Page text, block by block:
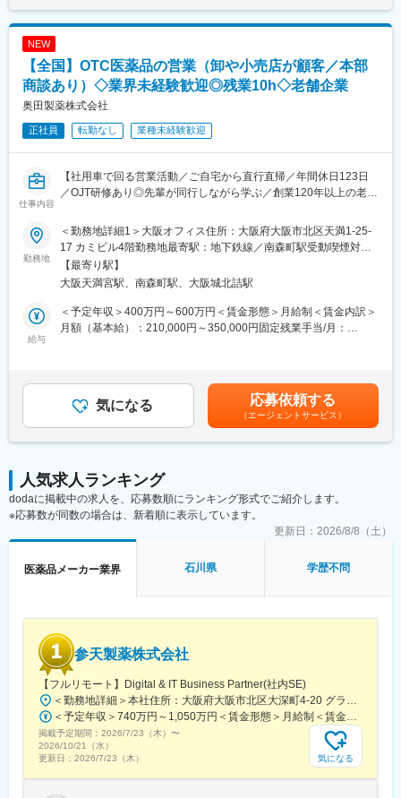
■働き方：
・基本土日祝休み／年3回の大型連休あり
・スケジュールに合わせて直行直帰可
・転居を伴う転勤はありません
■やりがい：
・最近、健康のことで困っていることがないかなど、親身にお話
を聞くことで、お客様と信頼関係を築き、お客様の健康管理に貢
献することができます。
・「この薬すごく効き目があって良かったよ。」「こないだのリ
ンゴ酢美味しかった！ちょうどまた買おうと思ってたの。来てく
変更の範囲：会社の定める業務
・各部門における成果を重視するとともに、当社の従業員として
求められる発揮行動により決定します。
・職種により半年もしくは年間目標を設定し、その進捗と結果を
す。日本発のグローバル企業として60カ国以上に拠点を持ち、目
の健康のために様々な革新的な治療法とデジタルソリューション
ます。
・Santenにおけるキャリア構築
Santenでのキャリアは、あなたにとって変化をもたらす機会とな
ります。Santenは、「Santen2030」に示されている長期的ビジ
会イノベーターとなることを目指しています。そのために私たち
は、世界中のチームメンバーと多様な才能を発揮し合い、柔軟な
※直近１年以内に自己応募、または他人材紹介会社含めて、同ポジ
ションへご応募をされた方の再応募は不可となります。
NEW
【全国】OTC医薬品の営業（卸や小売店が顧客／本部
商談あり）◇業界未経験歓迎◎残業10h◇老舗企業
奥田製薬株式会社
正社員 転勤なし 業種未経験歓迎
仕事内容
【社用車で回る営業活動／ご自宅から直行直帰／年間休日123日
／OJT研修あり◎先輩が同行しながら学ぶ／創業120年以上の老舗
■業務内容：
医薬品卸やドラッグストア本部に対し、OTC医薬品の新商品提案
や販売促進施策の企画・提案営業をお任せします。
営業先は既存取引先が主となりますが、新規先開拓も積極的に行
います。
・販売促進施策の企画・提案
・本部バイヤーとの商談・関係構築
＜取扱商材＞
現在はOTC医薬品が中心で、内服固形剤（鎮痛薬など）、外用剤
（点鼻薬、虫刺され薬など）のNB品・PB品を取り扱っていま
可能性もあります。
します。
新規開拓営業をお任せします。
■入社後の流れ：
配属部署にてOJTを開始し、先輩社員との商談同行や引継ぎを通
じて、担当顧客や営業活動について理解を深めていただきます。
独り立ちの時期は一律ではなく、習熟度や経験に応じて判断する
ため、安心して業務に取り組める環境です。
勤務地
＜勤務地詳細1＞大阪オフィス住所：大阪府大阪市北区天満1-25-
17 カミビル4階勤務地最寄駅：地下鉄線／南森町駅受動喫煙対
策：敷地内全面禁煙＜勤務地詳細2＞全国住所：自宅から直行直帰
です 受動喫煙対策：屋内全面禁煙変更の範囲：無
【最寄り駅】
大阪天満宮駅、南森町駅、大阪城北詰駅
給与
＜予定年収＞400万円～600万円＜賃金形態＞月給制＜賃金内訳＞
月額（基本給）：210,000円～350,000円固定残業手当/月：
給与詳細は、あくまでも目安の金額であり、選考を通じて上下す
る可能性があります。■昇給：年1回（0.50％～1.00％）■賞与：
年2回（計3ヵ月分以上）賃金はあくまでも目安の金額であり、選
考を通じて上下する可能性があります。月給(月額)は固定手当を含
気になる 応募依頼する
（エージェントサービス）
人気求人ランキング
dodaに掲載中の求人を、応募数順にランキング形式でご紹介します。
※応募数が同数の場合は、新着順に表示しています。
更新日： 2026/8/8（土）
医薬品メーカー業界 石川県 学歴不問
参天製薬株式会社
【フルリモート】Digital & IT Business Partner(社内SE)
＜勤務地詳細＞本社住所：大阪府大阪市北区大深町4-20 グランフロント大阪タワーA25F勤務地最寄駅：JR各線／大阪駅受動喫煙対策：屋内全面禁煙変更の範囲：会社の定める事業所（リモートワーク含む）
＜予定年収＞740万円～1,050万円＜賃金形態＞月給制＜賃金内訳＞月額（基本給）：540,000円～770,000円＜月給＞540,000円～770,000円＜昇給有無＞有＜残業手当＞有＜給与補足＞※経験・能力等を考慮の上、当社規定により決定します。■賞与：年1回支給■基本給改定：年1回（4月）賃金はあくまでも目安の金額であり、選考を通じて上下する可能性があります。月給(月額)は固定手当を含めた表記です。
掲載予定期間： 2026/7/23（木） 〜
2026/10/21（水）
更新日： 2026/7/23（木） 気になる